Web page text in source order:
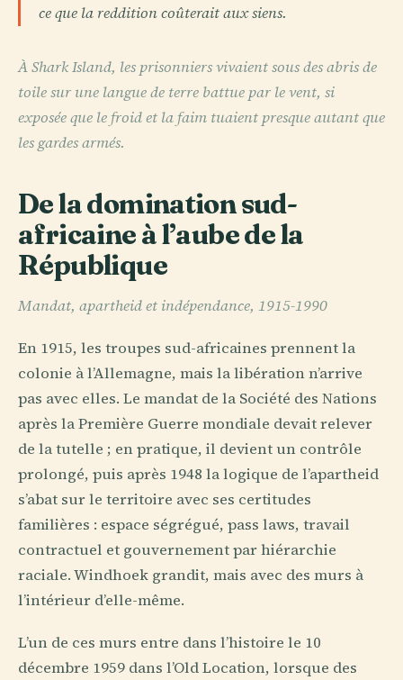
ce que la reddition coûterait aux siens.
À Shark Island, les prisonniers vivaient sous des abris de
toile sur une langue de terre battue par le vent, si
exposée que le froid et la faim tuaient presque autant que
les gardes armés.
De la domination sud-
africaine à l’aube de la
République
Mandat, apartheid et indépendance, 1915-1990
En 1915, les troupes sud-africaines prennent la
colonie à l’Allemagne, mais la libération n’arrive
pas avec elles. Le mandat de la Société des Nations
après la Première Guerre mondiale devait relever
de la tutelle ; en pratique, il devient un contrôle
prolongé, puis après 1948 la logique de l’apartheid
s’abat sur le territoire avec ses certitudes
familières : espace ségrégué, pass laws, travail
contractuel et gouvernement par hiérarchie
raciale. Windhoek grandit, mais avec des murs à
l’intérieur d’elle-même.
L’un de ces murs entre dans l’histoire le 10
décembre 1959 dans l’Old Location, lorsque des